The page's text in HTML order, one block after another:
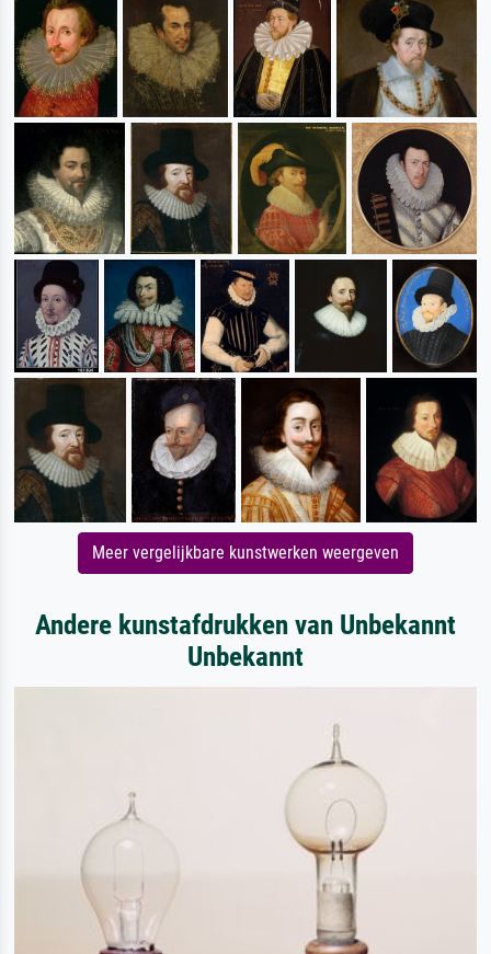
Meer vergelijkbare kunstwerken weergeven
Andere kunstafdrukken van Unbekannt
Unbekannt